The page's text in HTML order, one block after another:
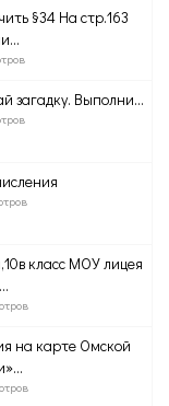
§34 На стр.163
загадку. Выполни...
класс МОУ лицея
на карте Омской